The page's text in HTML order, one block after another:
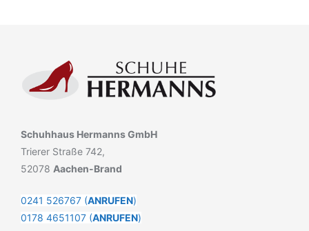
Schuhhaus Hermanns GmbH
Trierer Straße 742,
52078 Aachen-Brand
0241 526767 (ANRUFEN)
0178 4651107 (ANRUFEN)